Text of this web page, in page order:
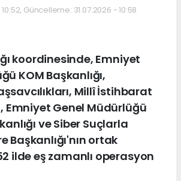
Güncelleme: 31.07.2026 - 10:58
koordinesinde, Emniyet
KOM Başkanlığı,
Millî İstihbarat
Emniyet Genel Müdürlüğü
ve Siber Suçlarla
Başkanlığı'nın ortak
ilde eş zamanlı operasyon